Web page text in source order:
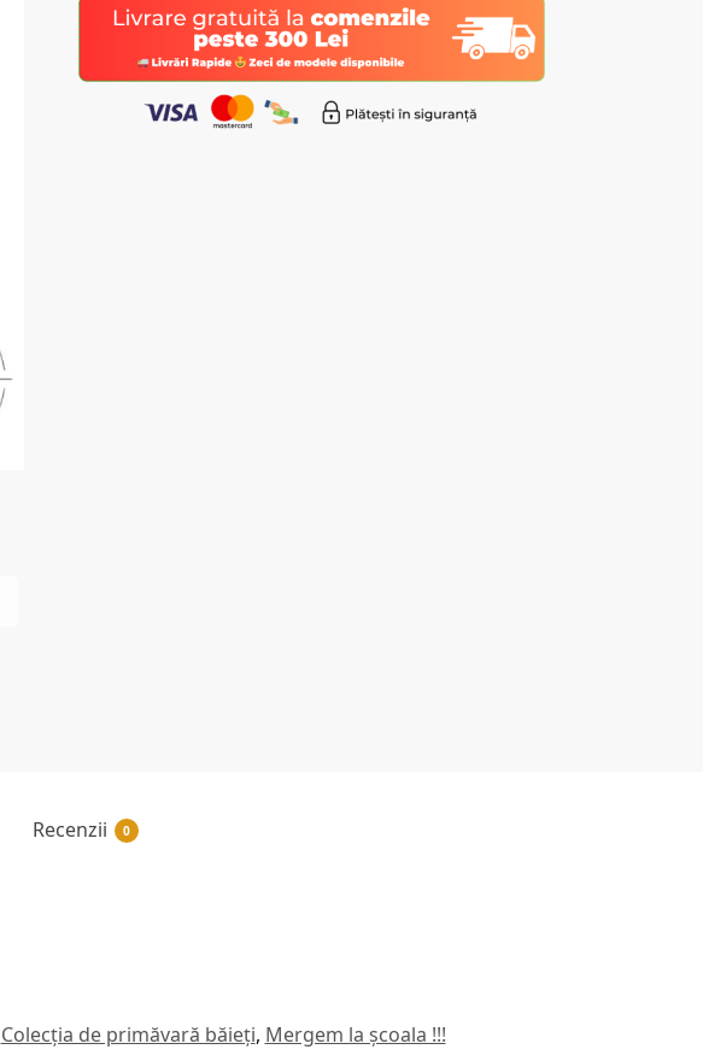
Recenzii 0
Colecția de primăvară băieți, Mergem la școala !!!